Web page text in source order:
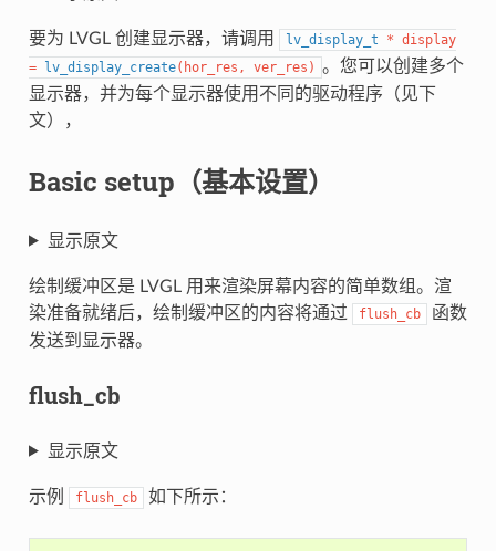
要为 LVGL 创建显示器，请调用 lv_display_t * display
= lv_display_create( hor_res , ver_res ) 。您可以创建多个
显示器，并为每个显示器使用不同的驱动程序（见下
文），
Basic setup（基本设置）
显示原文
绘制缓冲区是 LVGL 用来渲染屏幕内容的简单数组。渲
染准备就绪后，绘制缓冲区的内容将通过
flush_cb
函数
发送到显示器。
flush_cb
显示原文
示例 flush_cb 如下所示：